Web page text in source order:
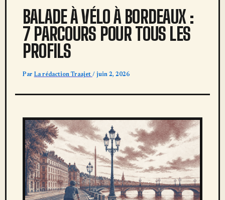
BALADE À VÉLO À BORDEAUX :
7 PARCOURS POUR TOUS LES
PROFILS
Par La rédaction Traajet / juin 2, 2026